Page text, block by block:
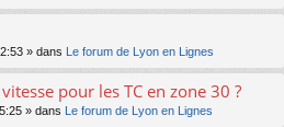
» dans Le forum de Lyon en Lignes
pour les TC en zone 30 ?
» dans Le forum de Lyon en Lignes